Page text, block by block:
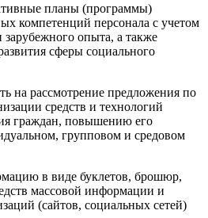
планы (программы)
компетенций персонала с учетом
зарубежного опыта, а также
сферы социального
на рассмотрение предложения по
средств и технологий
граждан, повышению его
групповом и средовом
в виде буклетов, брошюр,
массовой информации и
(сайтов, социальных сетей)